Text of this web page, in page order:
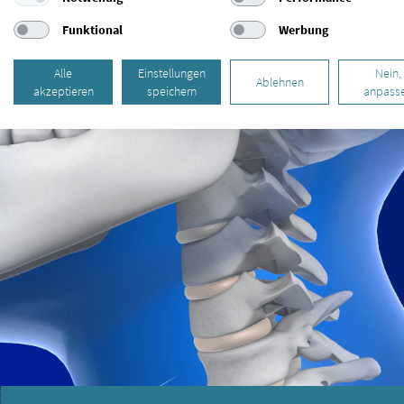
Funktional
Werbung
Alle
akzeptieren
Einstellungen
speichern
Ablehnen
Nein,